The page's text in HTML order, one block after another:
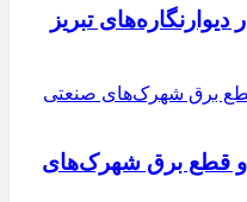
تبریز
و قطع برق شهرک‌های